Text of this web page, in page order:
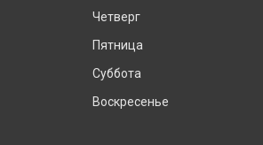
Четверг
Пятница
Суббота
Воскресенье